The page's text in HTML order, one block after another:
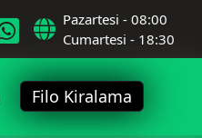
Pazartesi - 08:00
Cumartesi - 18:30
Filo Kiralama